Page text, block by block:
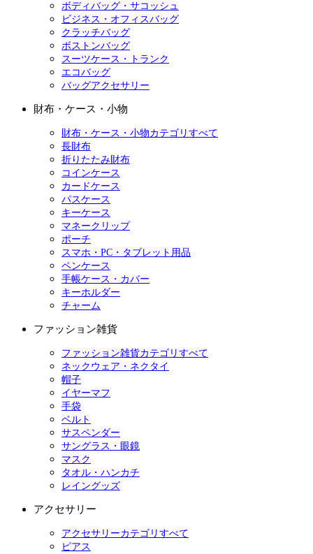
ボディバッグ・サコッシュ
ビジネス・オフィスバッグ
クラッチバッグ
ボストンバッグ
スーツケース・トランク
エコバッグ
バッグアクセサリー
財布・ケース・小物
財布・ケース・小物カテゴリすべて
長財布
折りたたみ財布
コインケース
カードケース
パスケース
キーケース
マネークリップ
ポーチ
スマホ・PC・タブレット用品
ペンケース
手帳ケース・カバー
キーホルダー
チャーム
ファッション雑貨
ファッション雑貨カテゴリすべて
ネックウェア・ネクタイ
帽子
イヤーマフ
手袋
ベルト
サスペンダー
サングラス・眼鏡
マスク
タオル・ハンカチ
レイングッズ
アクセサリー
アクセサリーカテゴリすべて
ピアス